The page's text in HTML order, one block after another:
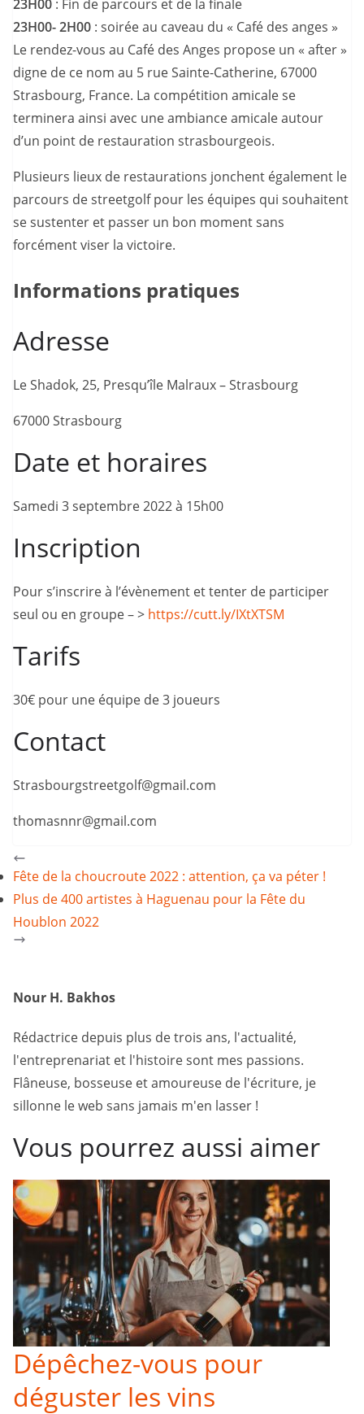
23H00 : Fin de parcours et de la finale
23H00- 2H00 : soirée au caveau du « Café des anges »
Le rendez-vous au Café des Anges propose un « after »
digne de ce nom au 5 rue Sainte-Catherine, 67000
Strasbourg, France. La compétition amicale se
terminera ainsi avec une ambiance amicale autour
d’un point de restauration strasbourgeois.
Plusieurs lieux de restaurations jonchent également le
parcours de streetgolf pour les équipes qui souhaitent
se sustenter et passer un bon moment sans
forcément viser la victoire.
Informations pratiques
Adresse
Le Shadok, 25, Presqu’île Malraux – Strasbourg
67000 Strasbourg
Date et horaires
Samedi 3 septembre 2022 à 15h00
Inscription
Pour s’inscrire à l’évènement et tenter de participer
seul ou en groupe – > https://cutt.ly/IXtXTSM
Tarifs
30€ pour une équipe de 3 joueurs
Contact
Strasbourgstreetgolf@gmail.com
thomasnnr@gmail.com
Fête de la choucroute 2022 : attention, ça va péter !
Plus de 400 artistes à Haguenau pour la Fête du
Houblon 2022
Nour H. Bakhos
Rédactrice depuis plus de trois ans, l'actualité,
l'entreprenariat et l'histoire sont mes passions.
Flâneuse, bosseuse et amoureuse de l'écriture, je
sillonne le web sans jamais m'en lasser !
Vous pourrez aussi aimer
Dépêchez-vous pour
déguster les vins